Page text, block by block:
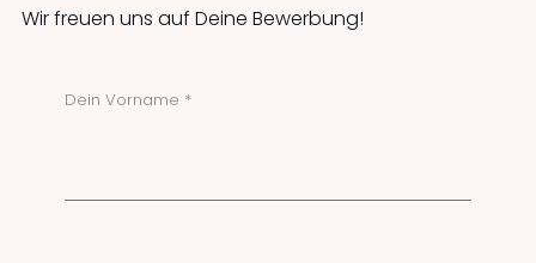
Wir freuen uns auf Deine Bewerbung!
Dein Vorname *